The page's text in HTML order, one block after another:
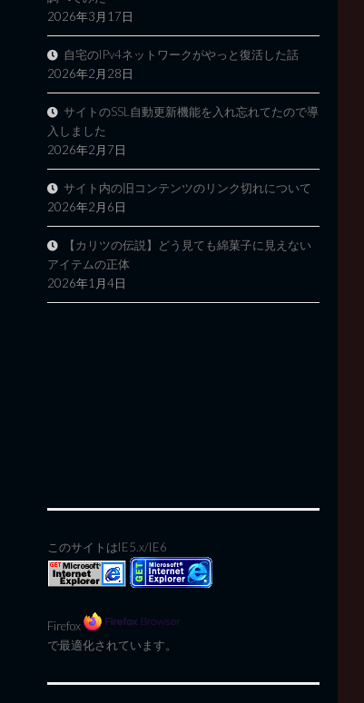
2026年3月17日
自宅のIPv4ネットワークがやっと復活した話
2026年2月28日
サイトのSSL自動更新機能を入れ忘れてたので導
入しました
2026年2月7日
サイト内の旧コンテンツのリンク切れについて
2026年2月6日
【カリツの伝説】どう見ても綿菓子に見えない
アイテムの正体
2026年1月4日
このサイトはIE5.x/IE6
Firefox
で最適化されています。